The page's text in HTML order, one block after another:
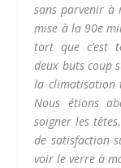
sans parvenir
mise à la 90e
tort que c’est
deux buts coup
la climatisation
Nous étions
soigner les
de satisfaction
voir le verre à